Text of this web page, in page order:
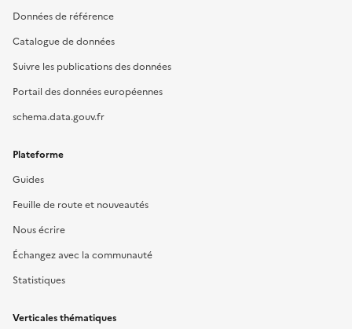
Données de référence
Catalogue de données
Suivre les publications des données
Portail des données européennes
schema.data.gouv.fr
Plateforme
Guides
Feuille de route et nouveautés
Nous écrire
Échangez avec la communauté
Statistiques
Verticales thématiques